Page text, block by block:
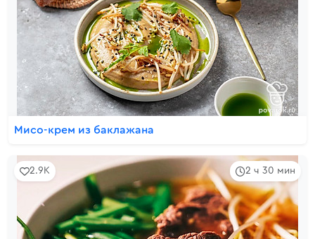
Мисо-крем из баклажана
2 ч 30 мин
2.9K